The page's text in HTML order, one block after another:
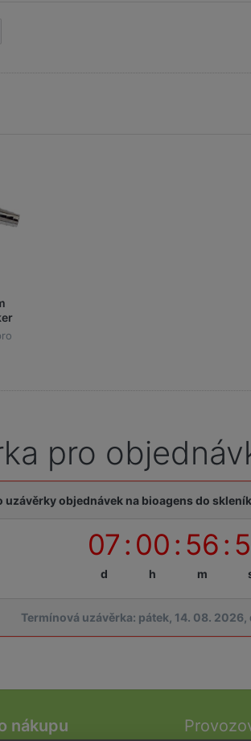
pro
uzávěrky objednávek na bioagens do
07
d
: 00
h
: 56
m
:
Termínová uzávěrka: pátek, 14. 08.
nákupu